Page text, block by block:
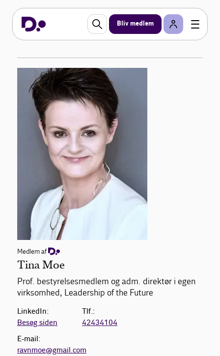
Bliv medlem
Medlem af
Tina Moe
Prof. bestyrelsesmedlem og adm. direktør i egen
virksomhed, Leadership of the Future
LinkedIn:
Besøg siden
Tlf.:
42434104
E-mail:
ravnmoe@gmail.com